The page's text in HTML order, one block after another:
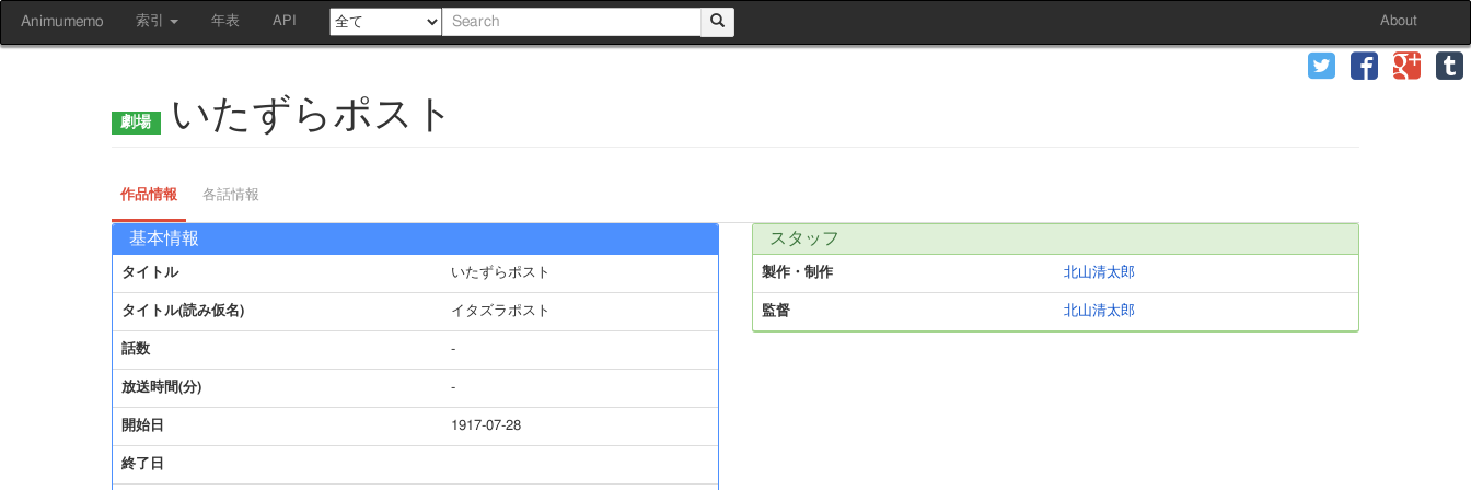
Animumemo 索引 年表 API About
いたずらポスト
作品情報 各話情報
基本情報
タイトル いたずらポスト
タイトル(読み仮名) イタズラポスト
話数 -
放送時間(分) -
開始日 1917-07-28
終了日
スタッフ
製作・制作 北山清太郎
監督 北山清太郎